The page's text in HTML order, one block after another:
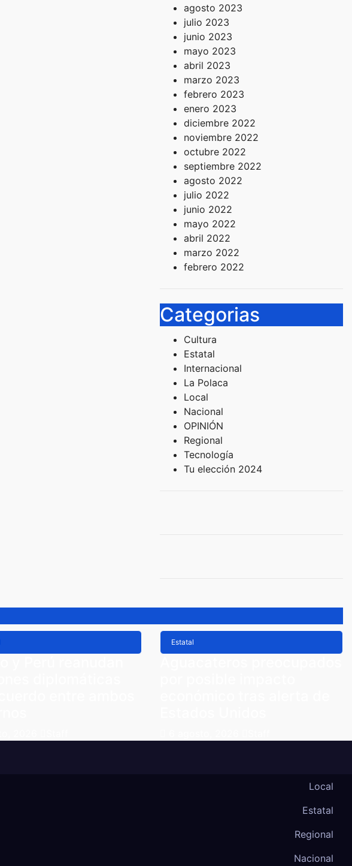
agosto 2023
julio 2023
junio 2023
mayo 2023
abril 2023
marzo 2023
febrero 2023
enero 2023
diciembre 2022
noviembre 2022
octubre 2022
septiembre 2022
agosto 2022
julio 2022
junio 2022
mayo 2022
abril 2022
marzo 2022
febrero 2022
Categorias
Cultura
Estatal
Internacional
La Polaca
Local
Nacional
OPINIÓN
Regional
Tecnología
Tu elección 2024
Estatal
Local
Estatal
Regional
Nacional